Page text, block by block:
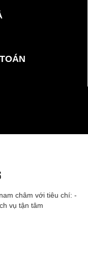
châm với tiêu chí: -
vụ tận tâm